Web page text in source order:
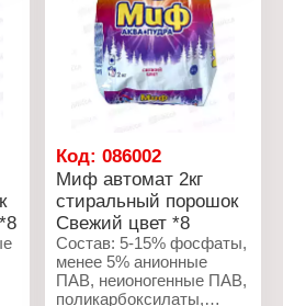
отлично действуют даже
в холодной воде. А
эффективные
компоненты защитят
стиральную машину от
накипи и известкового
профессиональный
стиральный порошок,
специальная формула
которого обеспечивает
восхитительную
свежесть и чистоту.
Характеристики:
Производитель: Procter
Код:086002
Миф автомат 2кг
стиральный порошок
Свежий цвет *8
Состав: 5-15% фосфаты,
менее 5% анионные
ПАВ, неионогенные ПАВ,
поликарбоксилаты,